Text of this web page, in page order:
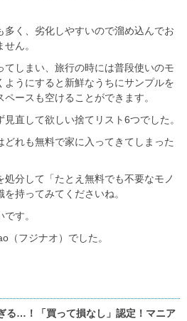
く、劣化しやすいので溜め込んでお
ん。
てしまい、旅行の時には普段使いのモ
ようにすると新鮮なうちにサンプルを
ースも空けることができます。
直して欲しい捨てリスト6つでした。
れも無料で家に入ってきてしまった
処分して「たとえ無料でも不要なモノ
持ってみてくださいね。
す。
（フジナオ）でした。
る…！「買って損なし」認定！マニア